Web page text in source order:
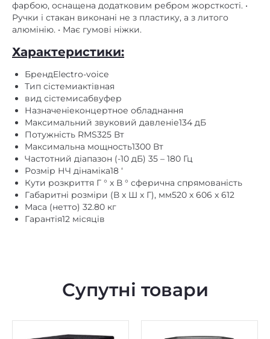
фарбою, оснащена додатковим ребром жорсткості. •
Ручки і стакан виконані не з пластику, а з литого
алюмінію. • Має гумові ніжки.
Характеристики:
БрендElectro-voice
Тип сістемиактівная
вид сістемисабвуфер
Назначеніеконцертное обладнання
Максимальний звуковий давленіе134 дБ
Потужність RMS325 Вт
Максимальна мощность1300 Вт
Частотний діапазон (-10 дБ) 35 – 180 Гц
Розмір НЧ дінаміка18 ‘
Кути розкриття Г ° x В ° сферична спрямованість
Габаритні розміри (В x Ш x Г), мм520 x 606 x 612
Маса (нетто) 32.80 кг
Гарантія12 місяців
Супутні товари